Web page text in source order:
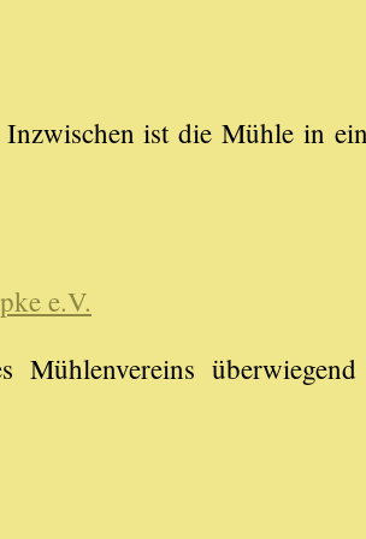
ist die Mühle in
e.V.
Mühlenvereins